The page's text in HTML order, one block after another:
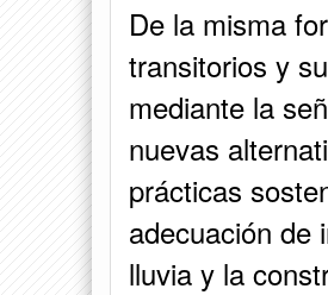
De la misma
transitorios y
mediante la
nuevas
prácticas
adecuación de
lluvia y la